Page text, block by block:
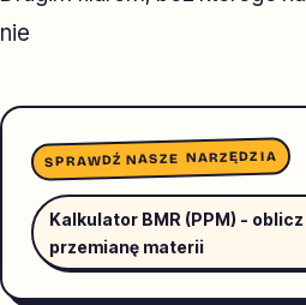
nie
SPRAWDŹ NASZE NARZĘDZIA
Kalkulator BMR (PPM) -
przemianę materii